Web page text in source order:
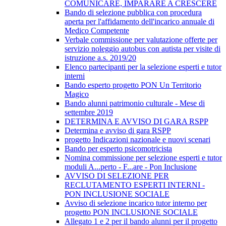
COMUNICARE, IMPARARE A CRESCERE
Bando di selezione pubblica con procedura
aperta per l'affidamento dell'incarico annuale di
Medico Competente
Verbale commissione per valutazione offerte per
servizio noleggio autobus con autista per visite di
istruzione a.s. 2019/20
Elenco partecipanti per la selezione esperti e tutor
interni
Bando esperto progetto PON Un Territorio
Magico
Bando alunni patrimonio culturale - Mese di
settembre 2019
DETERMINA E AVVISO DI GARA RSPP
Determina e avviso di gara RSPP
progetto Indicazioni nazionale e nuovi scenari
Bando per esperto psicomotricista
Nomina commissione per selezione esperti e tutor
moduli A...perto - F...are - Pon Inclusione
AVVISO DI SELEZIONE PER
RECLUTAMENTO ESPERTI INTERNI -
PON INCLUSIONE SOCIALE
Avviso di selezione incarico tutor interno per
progetto PON INCLUSIONE SOCIALE
Allegato 1 e 2 per il bando alunni per il progetto